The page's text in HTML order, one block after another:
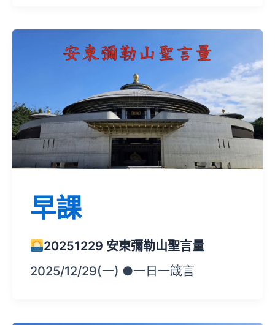
早課
20251229 安東彌勒山聖言量
2025/12/29(一) ●一日一箴言